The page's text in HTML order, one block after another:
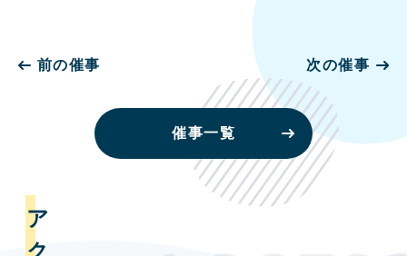
前の催事 次の催事
催事一覧